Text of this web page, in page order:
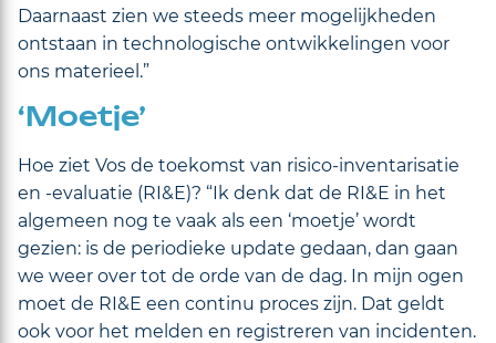
Daarnaast zien we steeds meer mogelijkheden
ontstaan in technologische ontwikkelingen voor
ons materieel.”
‘Moetje’
Hoe ziet Vos de toekomst van risico-inventarisatie
en -evaluatie (RI&E)? “Ik denk dat de RI&E in het
algemeen nog te vaak als een ‘moetje’ wordt
gezien: is de periodieke update gedaan, dan gaan
we weer over tot de orde van de dag. In mijn ogen
moet de RI&E een continu proces zijn. Dat geldt
ook voor het melden en registreren van incidenten.